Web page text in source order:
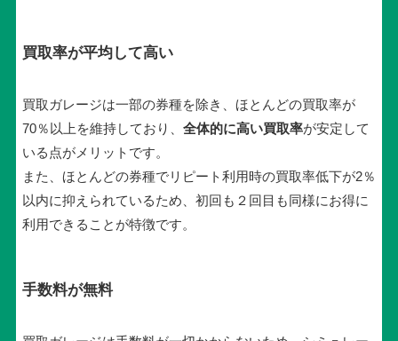
買取率が平均して高い
買取ガレージは一部の券種を除き、ほとんどの買取率が
70％以上を維持しており、 全体的に高い買取率が安定して
いる点がメリットです。
また、ほとんどの券種でリピート利用時の買取率低下が2％
以内に抑えられているため、初回も２回目も同様にお得に
利用できることが特徴です。
手数料が無料